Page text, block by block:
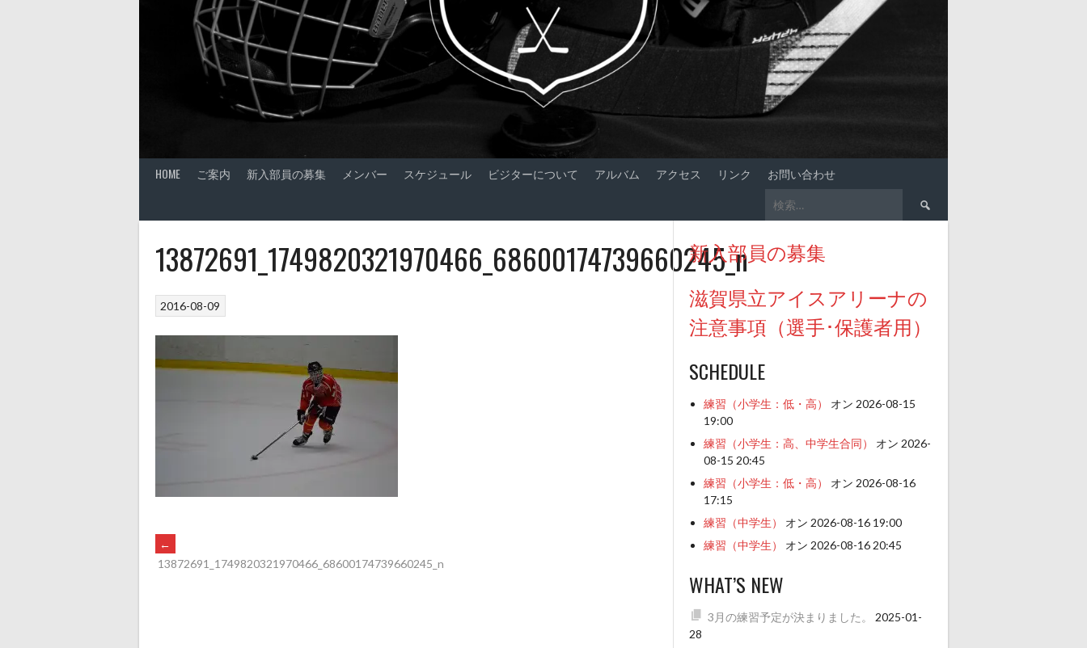
HOME ご案内 新入部員の募集 メンバー スケジュール ビジターについて アルバム アクセス リンク お問い合わせ
索:
13872691_1749820321970466_68600174739660245_n
2016-08-09
POST
←
13872691_1749820321970466_68600174739660245_n
新入部員の募集
滋賀県立アイスアリーナの
注意事項（選手･保護者用）
SCHEDULE
練習（小学生：低・高）
オン 2026-08-15
19:00
練習（小学生：高、中学生合同）
オン 2026-
08-15 20:45
練習（小学生：低・高）
オン 2026-08-16
17:15
練習（中学生）
オン 2026-08-16 19:00
練習（中学生）
オン 2026-08-16 20:45
WHAT’S NEW
3月の練習予定が決まりました。
2025-01-
28